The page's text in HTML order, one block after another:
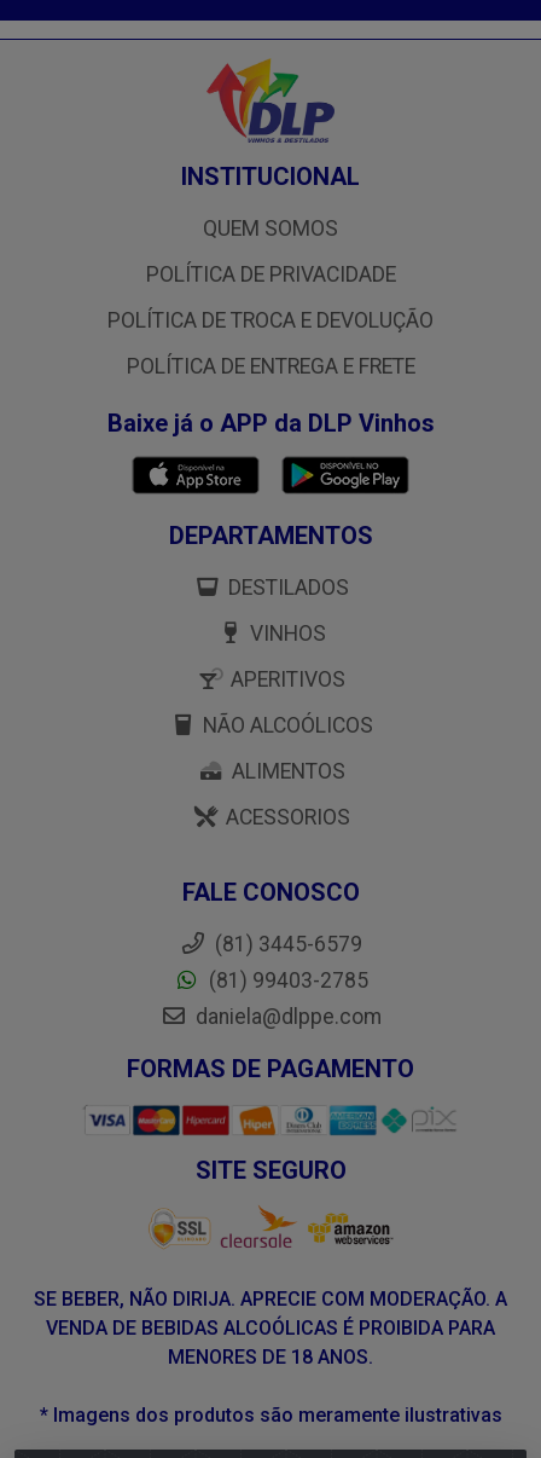
INSTITUCIONAL
QUEM SOMOS
POLÍTICA DE PRIVACIDADE
POLÍTICA DE TROCA E DEVOLUÇÃO
POLÍTICA DE ENTREGA E FRETE
Baixe já o APP da DLP Vinhos
DEPARTAMENTOS
DESTILADOS
VINHOS
APERITIVOS
NÃO ALCOÓLICOS
ALIMENTOS
ACESSORIOS
FALE CONOSCO
(81) 3445-6579
(81) 99403-2785
daniela@dlppe.com
FORMAS DE PAGAMENTO
SITE SEGURO
SE BEBER, NÃO DIRIJA. APRECIE COM MODERAÇÃO. A
VENDA DE BEBIDAS ALCOÓLICAS É PROIBIDA PARA
MENORES DE 18 ANOS.
* Imagens dos produtos são meramente ilustrativas